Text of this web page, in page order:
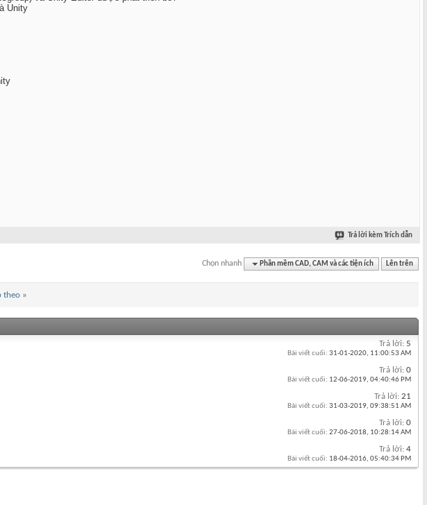
Unity
Trả lời kèm Trích dẫn
Chọn nhanh Phần mềm CAD, CAM và các tiện ích Lên trên
theo »
Trả lời: 5
Bài viết cuối: 31-01-2020, 11:00:53 AM
Trả lời: 0
Bài viết cuối: 12-06-2019, 04:40:46 PM
Trả lời: 21
Bài viết cuối: 31-03-2019, 09:38:51 AM
Trả lời: 0
Bài viết cuối: 27-06-2018, 10:28:14 AM
Trả lời: 4
Bài viết cuối: 18-04-2016, 05:40:34 PM